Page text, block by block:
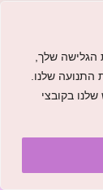
הגלישה שלך,
התנועה שלנו.
בקובצי